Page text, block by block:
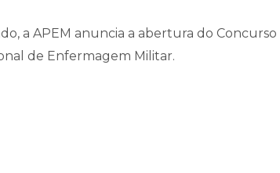
a APEM anuncia a abertura do Concurso
de Enfermagem Militar.